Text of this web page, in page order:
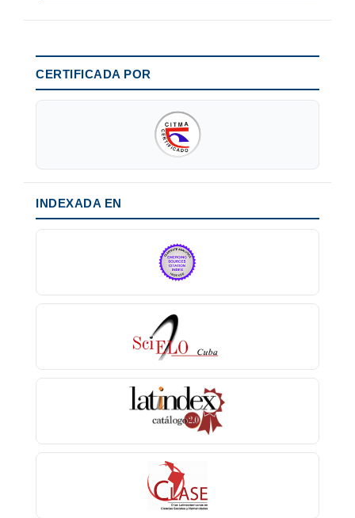
CERTIFICADA POR
INDEXADA EN